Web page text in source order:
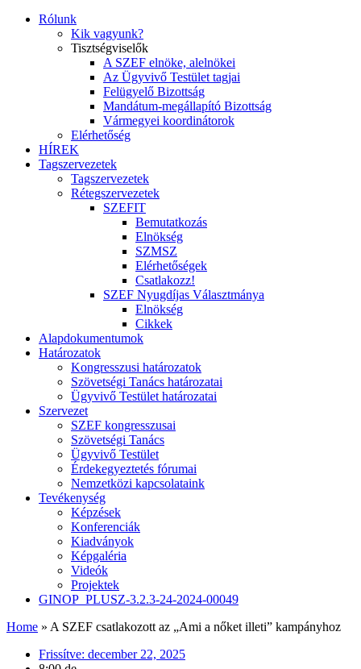
Rólunk
Kik vagyunk?
Tisztségviselők
A SZEF elnöke, alelnökei
Az Ügyvivő Testület tagjai
Felügyelő Bizottság
Mandátum-megállapító Bizottság
Vármegyei koordinátorok
Elérhetőség
HÍREK
Tagszervezetek
Tagszervezetek
Rétegszervezetek
SZEFIT
Bemutatkozás
Elnökség
SZMSZ
Elérhetőségek
Csatlakozz!
SZEF Nyugdíjas Választmánya
Elnökség
Cikkek
Alapdokumentumok
Határozatok
Kongresszusi határozatok
Szövetségi Tanács határozatai
Ügyvivő Testület határozatai
Szervezet
SZEF kongresszusai
Szövetségi Tanács
Ügyvivő Testület
Érdekegyeztetés fórumai
Nemzetközi kapcsolataink
Tevékenység
Képzések
Konferenciák
Kiadványok
Képgaléria
Videók
Projektek
GINOP_PLUSZ-3.2.3-24-2024-00049
Home » A SZEF csatlakozott az „Ami a nőket illeti” kampányhoz
Frissítve: december 22, 2025